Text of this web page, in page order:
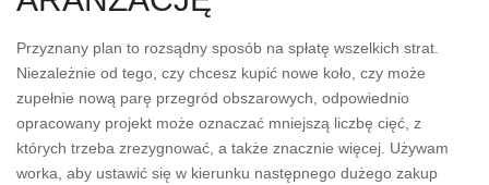
Przyznany plan to rozsądny sposób na spłatę wszelkich strat.
Niezależnie od tego, czy chcesz kupić nowe koło, czy może
zupełnie nową parę przegród obszarowych, odpowiednio
opracowany projekt może oznaczać mniejszą liczbę cięć, z
których trzeba zrezygnować, a także znacznie więcej. Używam
worka, aby ustawić się w kierunku następnego dużego zakup